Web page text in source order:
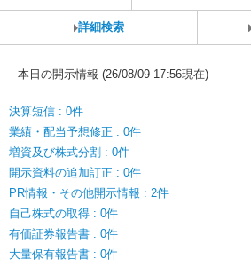
詳細検索
本日の開示情報 (26/08/09 17:56現在)
決算短信 : 0件
業績・配当予想修正 : 0件
増資及び株式分割 : 0件
開示資料の追加訂正 : 0件
PR情報・その他開示情報 : 2件
自己株式の取得 : 0件
有価証券報告書 : 0件
大量保有報告書 : 0件